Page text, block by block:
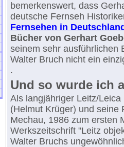
bemerkenswert, dass
deutsche Fernseh
Fernsehen in
Bücher von Gerhart
seinem sehr ausführlichen
Walter Bruch nicht ein
.
Und so wurde ich
Als langjähriger Leitz/
(Helmut Krüger) und seine
Mechau, 1986 zum ersten
Werkszeitschrift "Leitz
Walter Bruchs